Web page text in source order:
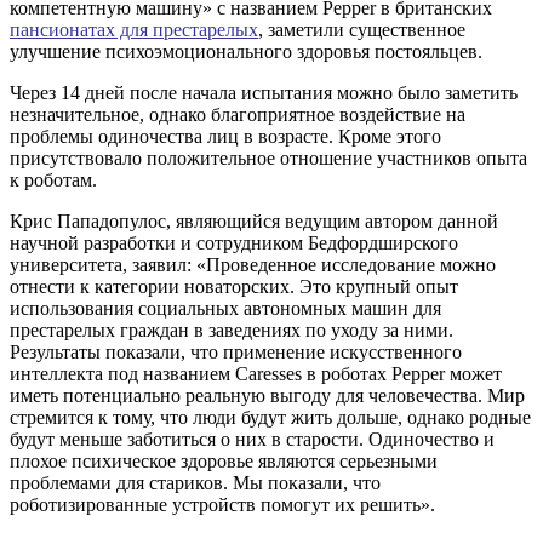
компетентную машину» с названием Pepper в британских
пансионатах для престарелых, заметили существенное
улучшение психоэмоционального здоровья постояльцев.
Через 14 дней после начала испытания можно было заметить
незначительное, однако благоприятное воздействие на
проблемы одиночества лиц в возрасте. Кроме этого
присутствовало положительное отношение участников опыта
к роботам.
Крис Пападопулос, являющийся ведущим автором данной
научной разработки и сотрудником Бедфордширского
университета, заявил: «Проведенное исследование можно
отнести к категории новаторских. Это крупный опыт
использования социальных автономных машин для
престарелых граждан в заведениях по уходу за ними.
Результаты показали, что применение искусственного
интеллекта под названием Caresses в роботах Pepper может
иметь потенциально реальную выгоду для человечества. Мир
стремится к тому, что люди будут жить дольше, однако родные
будут меньше заботиться о них в старости. Одиночество и
плохое психическое здоровье являются серьезными
проблемами для стариков. Мы показали, что
роботизированные устройств помогут их решить».